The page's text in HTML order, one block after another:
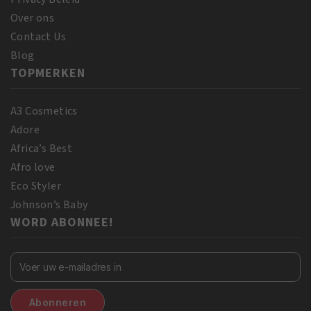
Over ons
Contact Us
Blog
TOPMERKEN
A3 Cosmetics
Adore
Africa’s Best
Afro love
Eco Styler
Johnson’s Baby
WORD ABONNEE!